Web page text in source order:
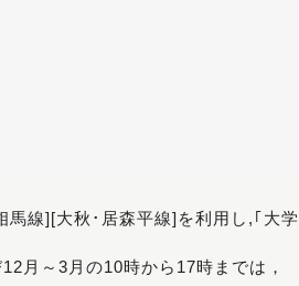
線][大秋･居森平線]を利用し,｢大学
月～3月の10時から17時までは，